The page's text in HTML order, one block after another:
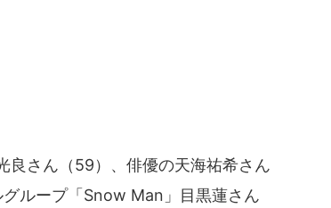
良さん（59）、俳優の天海祐希さん
ループ「Snow Man」目黒蓮さん